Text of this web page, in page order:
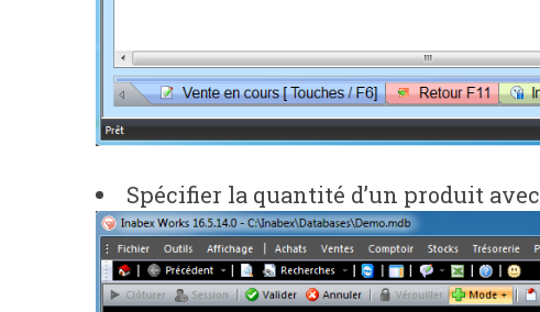
Spécifier la quantité d’un produit avec